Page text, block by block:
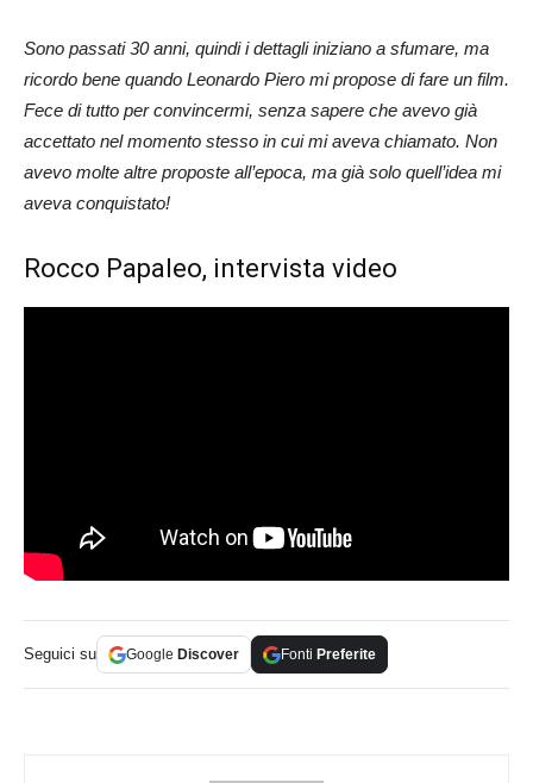
Sono passati 30 anni, quindi i dettagli iniziano a sfumare, ma
ricordo bene quando Leonardo Piero mi propose di fare un film.
Fece di tutto per convincermi, senza sapere che avevo già
accettato nel momento stesso in cui mi aveva chiamato. Non
avevo molte altre proposte all’epoca, ma già solo quell’idea mi
aveva conquistato!
Rocco Papaleo, intervista video
Seguici su Google Discover Fonti Preferite